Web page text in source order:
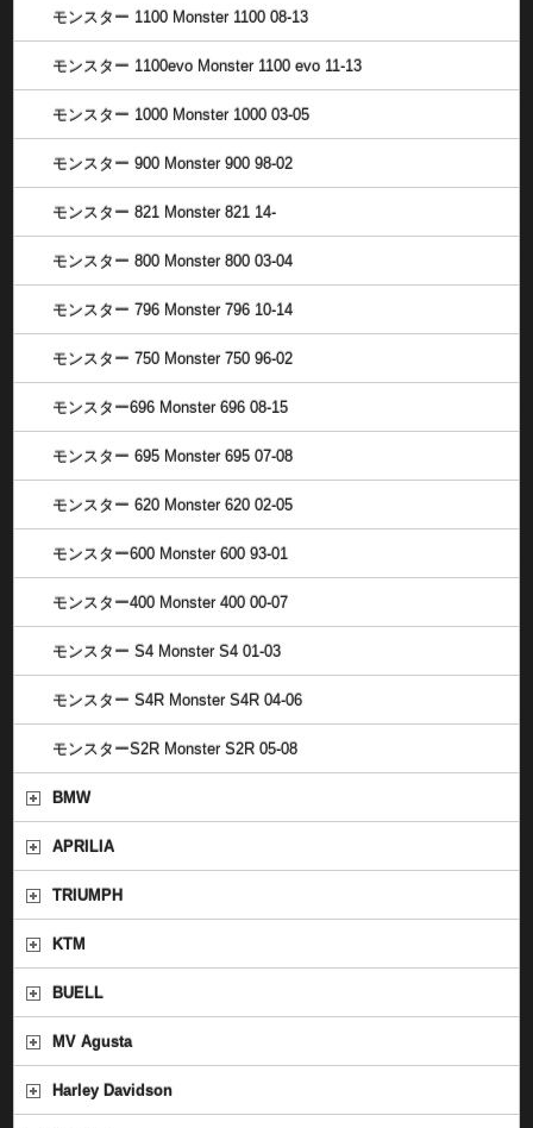
モンスター 1100 Monster 1100 08-13
モンスター 1100evo Monster 1100 evo 11-13
モンスター 1000 Monster 1000 03-05
モンスター 900 Monster 900 98-02
モンスター 821 Monster 821 14-
モンスター 800 Monster 800 03-04
モンスター 796 Monster 796 10-14
モンスター 750 Monster 750 96-02
モンスター696 Monster 696 08-15
モンスター 695 Monster 695 07-08
モンスター 620 Monster 620 02-05
モンスター600 Monster 600 93-01
モンスター400 Monster 400 00-07
モンスター S4 Monster S4 01-03
モンスター S4R Monster S4R 04-06
モンスターS2R Monster S2R 05-08
BMW
APRILIA
TRIUMPH
KTM
BUELL
MV Agusta
Harley Davidson